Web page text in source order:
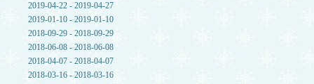
2019-04-22 - 2019-04-27
2019-01-10 - 2019-01-10
2018-09-29 - 2018-09-29
2018-06-08 - 2018-06-08
2018-04-07 - 2018-04-07
2018-03-16 - 2018-03-16